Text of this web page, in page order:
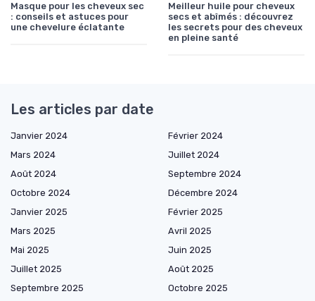
Masque pour les cheveux sec
: conseils et astuces pour
une chevelure éclatante
Meilleur huile pour cheveux
secs et abîmés : découvrez
les secrets pour des cheveux
en pleine santé
Les articles par date
Janvier 2024
Février 2024
Mars 2024
Juillet 2024
Août 2024
Septembre 2024
Octobre 2024
Décembre 2024
Janvier 2025
Février 2025
Mars 2025
Avril 2025
Mai 2025
Juin 2025
Juillet 2025
Août 2025
Septembre 2025
Octobre 2025